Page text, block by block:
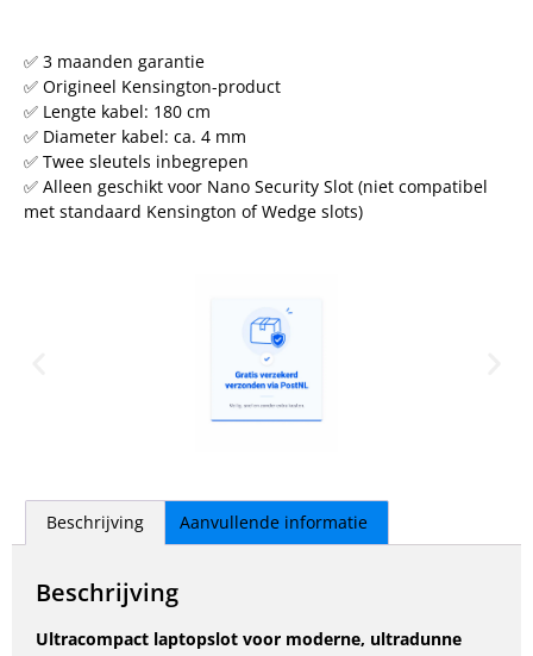
✅ 3 maanden garantie
✅ Origineel Kensington-product
✅ Lengte kabel: 180 cm
✅ Diameter kabel: ca. 4 mm
✅ Twee sleutels inbegrepen
✅ Alleen geschikt voor Nano Security Slot (niet compatibel
met standaard Kensington of Wedge slots)
Beschrijving Aanvullende informatie
Beschrijving
Ultracompact laptopslot voor moderne, ultradunne